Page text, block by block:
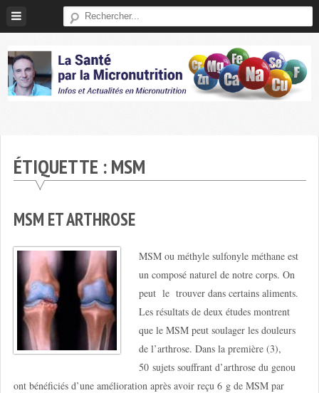
Skip
ÉTIQUETTE :MSM
MSM ET ARTHROSE
MSM ou méthyle sulfonyle méthane est
un composé naturel de notre corps. On
peut le trouver dans certains aliments.
Les résultats de deux études montrent
que le MSM peut soulager les douleurs
de l’arthrose. Dans la première (3),
50 sujets souffrant d’arthrose du genou
ont bénéficiés d’une amélioration après avoir reçu 6 g de MSM par